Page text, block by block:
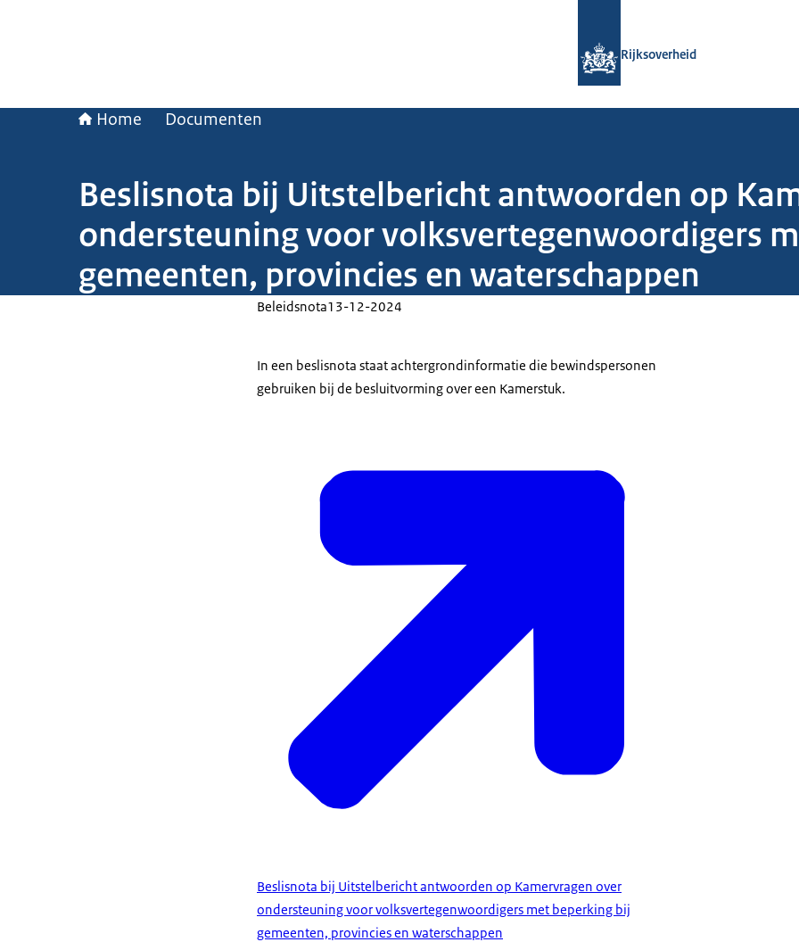
Rijksoverheid
Home Documenten
Beslisnota bij Uitstelbericht antwoorden op
ondersteuning voor volksvertegenwoordigers
gemeenten, provincies en waterschappen
Beleidsnota13-12-2024
In een beslisnota staat achtergrondinformatie die bewindspersonen
gebruiken bij de besluitvorming over een Kamerstuk.
Beslisnota bij Uitstelbericht antwoorden op Kamervragen over
ondersteuning voor volksvertegenwoordigers met beperking bij
gemeenten, provincies en waterschappen